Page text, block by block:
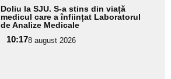
Doliu la SJU. S-a stins din viață
medicul care a înființat Laboratorul
de Analize Medicale
10:178 august 2026